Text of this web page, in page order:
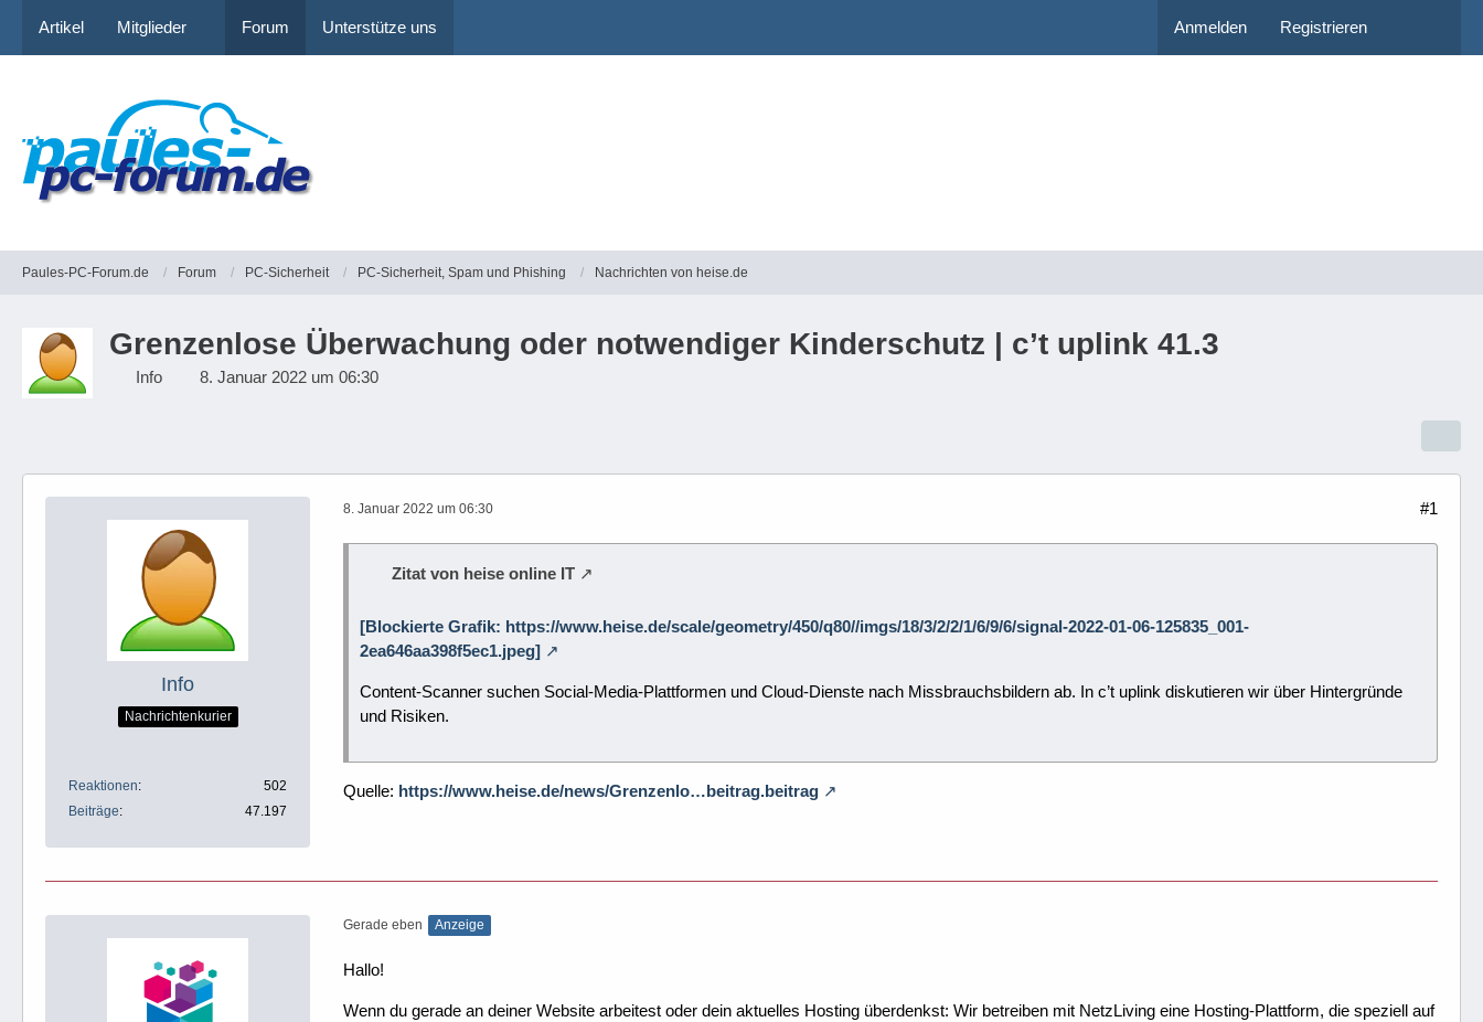
Artikel Mitglieder Forum Unterstütze uns Anmelden Registrieren
Paules-PC-Forum.de Forum PC-Sicherheit PC-Sicherheit, Spam und Phishing Nachrichten von heise.de
Grenzenlose Überwachung oder notwendiger Kinderschutz | c’t uplink 41.3
Info 8. Januar 2022 um 06:30
Info
Nachrichtenkurier
Reaktionen
502
Beiträge
47.197
8. Januar 2022 um 06:30 #1
Zitat von heise online IT
[Blockierte Grafik: https://www.heise.de/scale/geometry/450/q80//imgs/18/3/2/2/1/6/9/6/signal-2022-01-06-125835_001-
2ea646aa398f5ec1.jpeg]
Content-Scanner suchen Social-Media-Plattformen und Cloud-Dienste nach Missbrauchsbildern ab. In c’t uplink diskutieren wir über Hintergründe
und Risiken.
Quelle: https://www.heise.de/news/Grenzenlo…beitrag.beitrag
Gerade eben Anzeige
Hallo!
Wenn du gerade an deiner Website arbeitest oder dein aktuelles Hosting überdenkst: Wir betreiben mit NetzLiving eine Hosting-Plattform, die speziell auf